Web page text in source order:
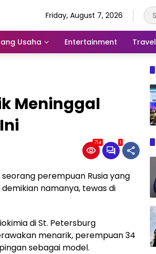
Friday, August 7, 2026
Usaha Entertainment Travel
Meninggal
714 1
perempuan Rusia yang
namanya, tewas di
di St. Petersburg
menarik, perempuan 34
sebagai model.